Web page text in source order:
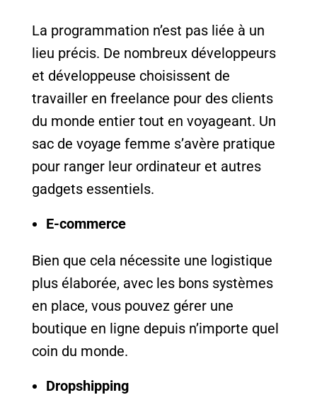
La programmation n’est pas liée à un
lieu précis. De nombreux développeurs
et développeuse choisissent de
travailler en freelance pour des clients
du monde entier tout en voyageant. Un
sac de voyage femme s’avère pratique
pour ranger leur ordinateur et autres
gadgets essentiels.
E-commerce
Bien que cela nécessite une logistique
plus élaborée, avec les bons systèmes
en place, vous pouvez gérer une
boutique en ligne depuis n’importe quel
coin du monde.
Dropshipping